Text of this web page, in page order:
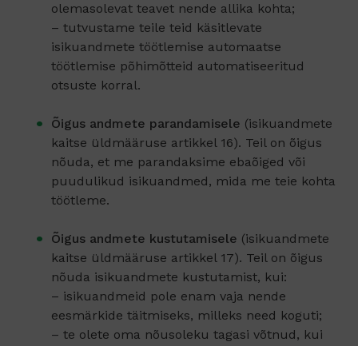
olemasolevat teavet nende allika kohta;
– tutvustame teile teid käsitlevate
isikuandmete töötlemise automaatse
töötlemise põhimõtteid automatiseeritud
otsuste korral.
Õigus andmete parandamisele (isikuandmete
kaitse üldmääruse artikkel 16). Teil on õigus
nõuda, et me parandaksime ebaõiged või
puudulikud isikuandmed, mida me teie kohta
töötleme.
Õigus andmete kustutamisele (isikuandmete
kaitse üldmääruse artikkel 17). Teil on õigus
nõuda isikuandmete kustutamist, kui:
– isikuandmeid pole enam vaja nende
eesmärkide täitmiseks, milleks need koguti;
– te olete oma nõusoleku tagasi võtnud, kui